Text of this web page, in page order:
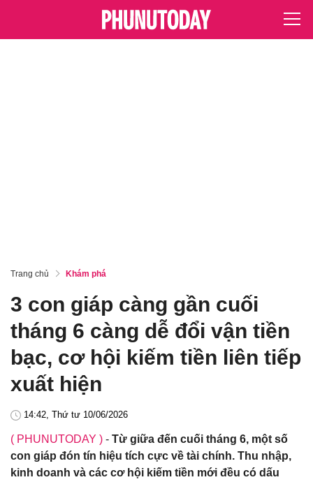
Trang chủ Khám phá
3 con giáp càng gần cuối
tháng 6 càng dễ đổi vận tiền
bạc, cơ hội kiếm tiền liên tiếp
xuất hiện
14:42, Thứ tư 10/06/2026
( PHUNUTODAY ) - Từ giữa đến cuối tháng 6, một số
con giáp đón tín hiệu tích cực về tài chính. Thu nhập,
kinh doanh và các cơ hội kiếm tiền mới đều có dấu